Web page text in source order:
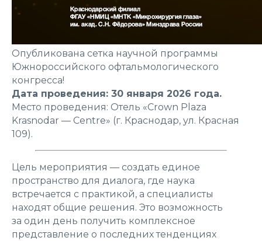
Опубликована сетка научной программы
Южнороссийского офтальмологического
конгресса!
Дата проведения: 30 января 2026 года.
Место проведения: Отель «Crown Plaza
Krasnodar — Centre» (г. Краснодар, ул. Красная
109).
Цель мероприятия — создать единое
пространство для диалога, где наука
встречается с практикой, а специалисты
находят общие решения. Это возможность
за один день получить комплексное
представление о последних тенденциях